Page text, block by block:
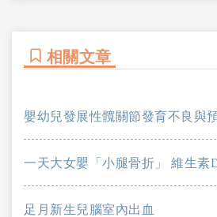
相關文章
嬰幼兒發展性髖關節發育不良與
一天大女嬰「小腿骨折」 維生素
足月新生兒腦室內出血